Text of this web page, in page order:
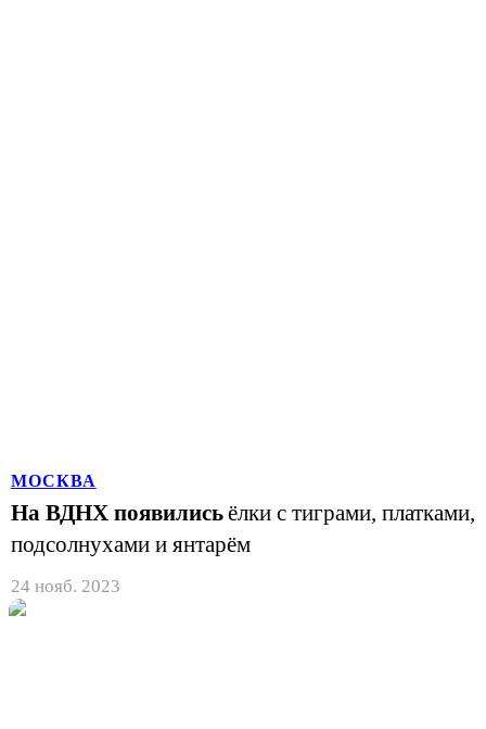
МОСКВА
На ВДНХ появилисьёлки с тиграми, платками,
подсолнухами и янтарём
24 нояб. 2023